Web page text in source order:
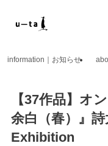
information｜お知らせ
【37作品】オ
余白（春）』詩
Exhibition